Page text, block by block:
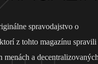
spravodajstvo o
z tohto magazínu spravili
a